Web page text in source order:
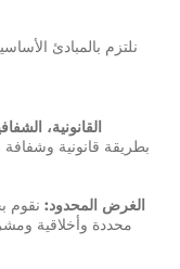
القانونية،
بطريقة قانونية وشفافة
الغرض المحدود: نقوم
محددة وأخلاقية